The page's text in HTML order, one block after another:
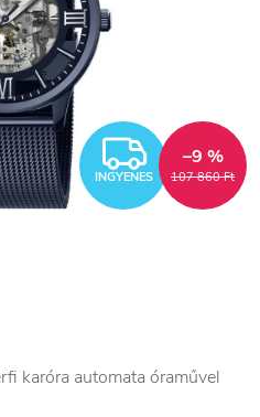
INGYENES 107 860 Ft
–9 %
karóra automata óraművel